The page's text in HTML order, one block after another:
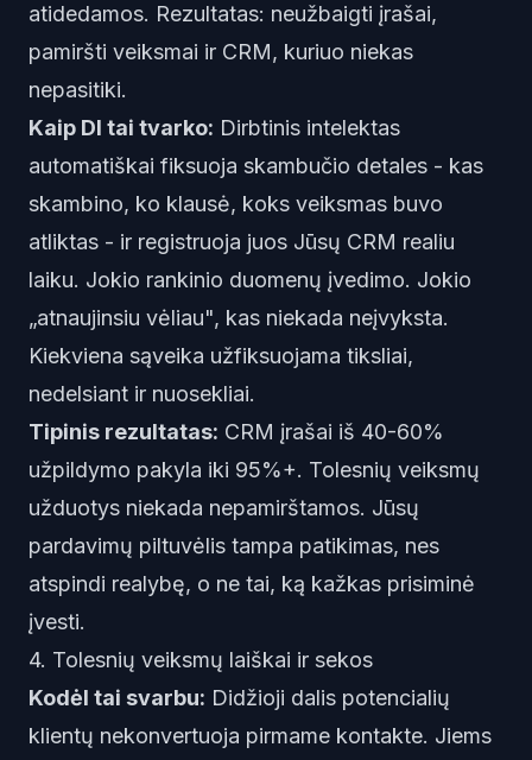
atidedamos. Rezultatas: neužbaigti įrašai,
pamiršti veiksmai ir CRM, kuriuo niekas
nepasitiki.
Kaip DI tai tvarko: Dirbtinis intelektas
automatiškai fiksuoja skambučio detales - kas
skambino, ko klausė, koks veiksmas buvo
atliktas - ir registruoja juos Jūsų CRM realiu
laiku. Jokio rankinio duomenų įvedimo. Jokio
„atnaujinsiu vėliau", kas niekada neįvyksta.
Kiekviena sąveika užfiksuojama tiksliai,
nedelsiant ir nuosekliai.
Tipinis rezultatas: CRM įrašai iš 40-60%
užpildymo pakyla iki 95%+. Tolesnių veiksmų
užduotys niekada nepamirštamos. Jūsų
pardavimų piltuvėlis tampa patikimas, nes
atspindi realybę, o ne tai, ką kažkas prisiminė
įvesti.
4. Tolesnių veiksmų laiškai ir sekos
Kodėl tai svarbu: Didžioji dalis potencialių
klientų nekonvertuoja pirmame kontakte. Jiems